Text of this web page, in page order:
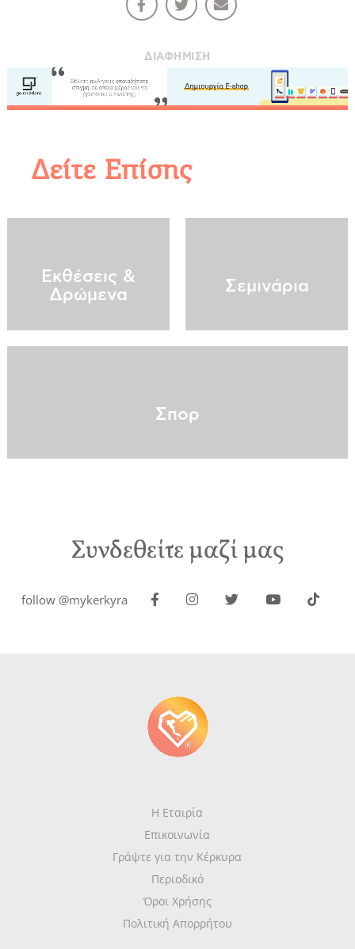
ΔΙΑΦΉΜΙΣΗ
Δείτε Επίσης
Εκθέσεις &
Δρώμενα
Σεμινάρια
Σπορ
Συνδεθείτε μαζί μας
follow @mykerkyra
Η Εταιρία
Επικοινωνία
Γράψτε για την Κέρκυρα
Περιοδικό
Όροι Χρήσης
Πολιτική Απορρήτου